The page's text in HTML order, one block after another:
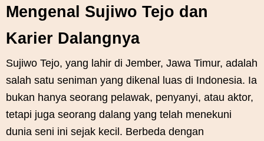
Mengenal Sujiwo Tejo dan
Karier Dalangnya
Sujiwo Tejo, yang lahir di Jember, Jawa Timur, adalah
salah satu seniman yang dikenal luas di Indonesia. Ia
bukan hanya seorang pelawak, penyanyi, atau aktor,
tetapi juga seorang dalang yang telah menekuni
dunia seni ini sejak kecil. Berbeda dengan